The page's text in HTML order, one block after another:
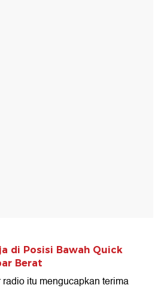
di Posisi Bawah Quick
Berat
itu mengucapkan terima